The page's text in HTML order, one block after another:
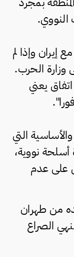
النووي.
وإذا لم
الحرب.
يعني
التي
نووية،
على عدم
من طهران
الصراع